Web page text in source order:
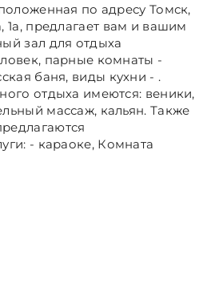
по адресу Томск,
1а, предлагает вам и вашим
зал для отдыха
парные комнаты -
баня, виды кухни - .
отдыха имеются: веники,
массаж, кальян. Также
- караоке, Комната